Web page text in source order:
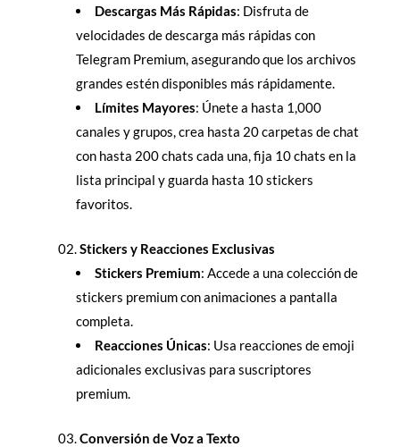
Descargas Más Rápidas: Disfruta de
velocidades de descarga más rápidas con
Telegram Premium, asegurando que los archivos
grandes estén disponibles más rápidamente.
Límites Mayores: Únete a hasta 1,000
canales y grupos, crea hasta 20 carpetas de chat
con hasta 200 chats cada una, fija 10 chats en la
lista principal y guarda hasta 10 stickers
favoritos.
Stickers y Reacciones Exclusivas
Stickers Premium: Accede a una colección de
stickers premium con animaciones a pantalla
completa.
Reacciones Únicas: Usa reacciones de emoji
adicionales exclusivas para suscriptores
premium.
Conversión de Voz a Texto